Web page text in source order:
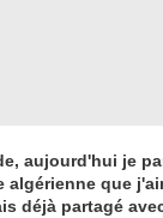
aujourd'hui je
algérienne que
déjà partagé